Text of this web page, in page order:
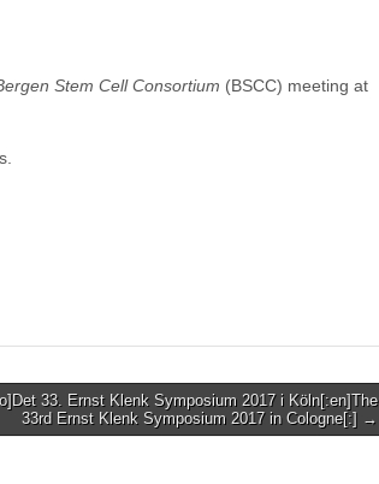
Stem Cell Consortium (BSCC) meeting at
33. Ernst Klenk Symposium 2017 i Köln[:en]The
33rd Ernst Klenk Symposium 2017 in Cologne[:] →